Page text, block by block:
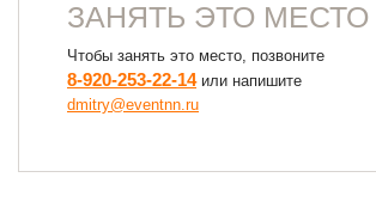
ЗАНЯТЬ ЭТО МЕСТО
Чтобы занять это место, позвоните
8-920-253-22-14или напишите
dmitry@eventnn.ru